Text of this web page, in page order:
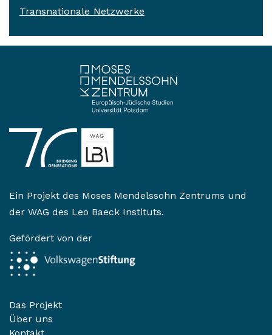
Transnationale Netzwerke
Ein Projekt des Moses Mendelssohn Zentrums und
der WAG des Leo Baeck Instituts.
Gefördert von der
Das Projekt
Über uns